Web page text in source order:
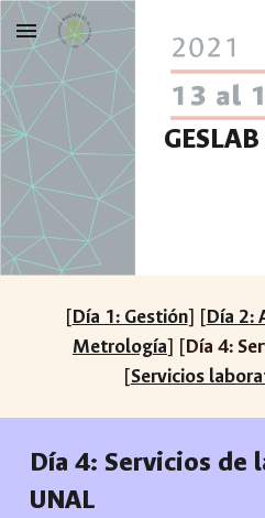
Skip to main content
[Día 1: Gestión] [Día 2:
Metrología] [Día 4:
[Servicios
Día4:Servicios de
UNAL